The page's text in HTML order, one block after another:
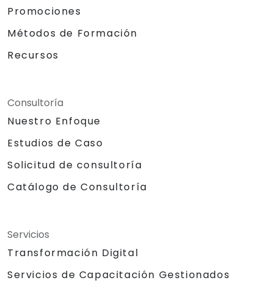
Promociones
Métodos de Formación
Recursos
Consultoría
Nuestro Enfoque
Estudios de Caso
Solicitud de consultoría
Catálogo de Consultoría
Servicios
Transformación Digital
Servicios de Capacitación Gestionados